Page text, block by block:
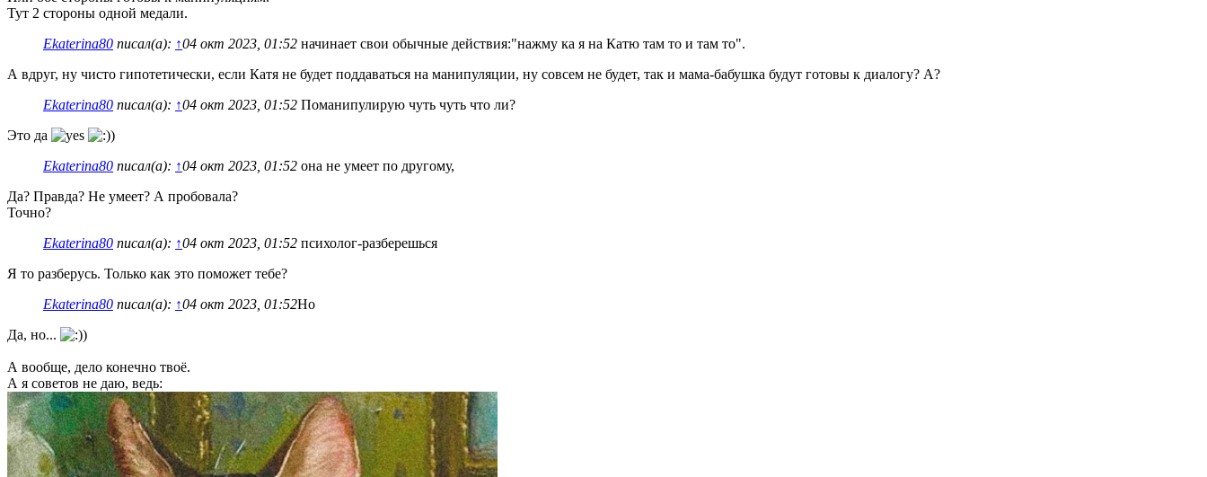
Тут 2 стороны одной медали.
Ekaterina80 писал(а): ↑04 окт 2023, 01:52 начинает свои обычные действия:"нажму ка я на Катю там то и там то".
А вдруг, ну чисто гипотетически, если Катя не будет поддаваться на манипуляции, ну совсем не будет, так и мама-бабушка будут готовы к диалогу? А?
Ekaterina80 писал(а): ↑04 окт 2023, 01:52 Поманипулирую чуть чуть что ли?
Это да
Ekaterina80 писал(а): ↑04 окт 2023, 01:52 она не умеет по другому,
Да? Правда? Не умеет? А пробовала?
Точно?
Ekaterina80 писал(а): ↑04 окт 2023, 01:52 психолог-разберешься
Я то разберусь. Только как это поможет тебе?
Ekaterina80 писал(а): ↑04 окт 2023, 01:52Но
Да, но...
А вообще, дело конечно твоё.
А я советов не даю, ведь: